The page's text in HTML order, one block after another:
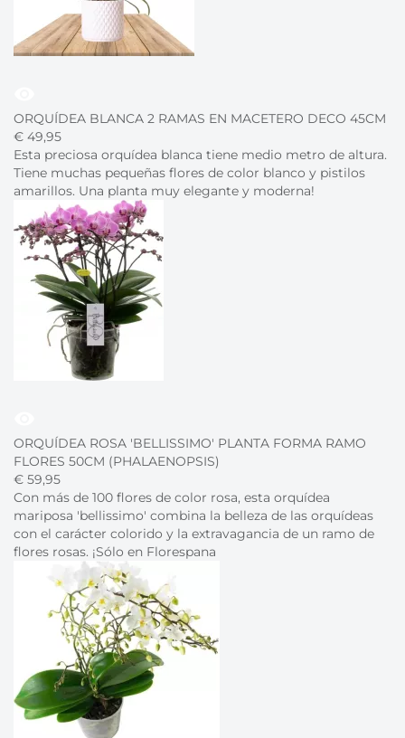
ORQUÍDEA BLANCA 2 RAMAS EN MACETERO DECO 45CM
€ 49,95
Esta preciosa orquídea blanca tiene medio metro de altura.
Tiene muchas pequeñas flores de color blanco y pistilos
amarillos. Una planta muy elegante y moderna!
ORQUÍDEA ROSA 'BELLISSIMO' PLANTA FORMA RAMO
FLORES 50CM (PHALAENOPSIS)
€ 59,95
Con más de 100 flores de color rosa, esta orquídea
mariposa 'bellissimo' combina la belleza de las orquídeas
con el carácter colorido y la extravagancia de un ramo de
flores rosas. ¡Sólo en Florespana